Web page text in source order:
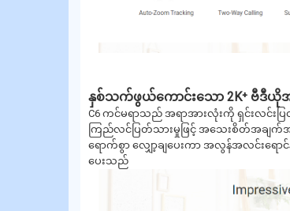
နှစ်သက်ဖွယ်ကောင်းသော 2K⁺ ဗီဒီ
C6 ကင်မရာသည် အရာအားလုံးကို ရှင်းလင်းပြ
ကြည်လင်ပြတ်သားမှုဖြင့် အသေးစိတ်အခ
ရောက်စွာ လျှော့ချပေးကာ အလွန်အလင်းရော
ပေးသည်